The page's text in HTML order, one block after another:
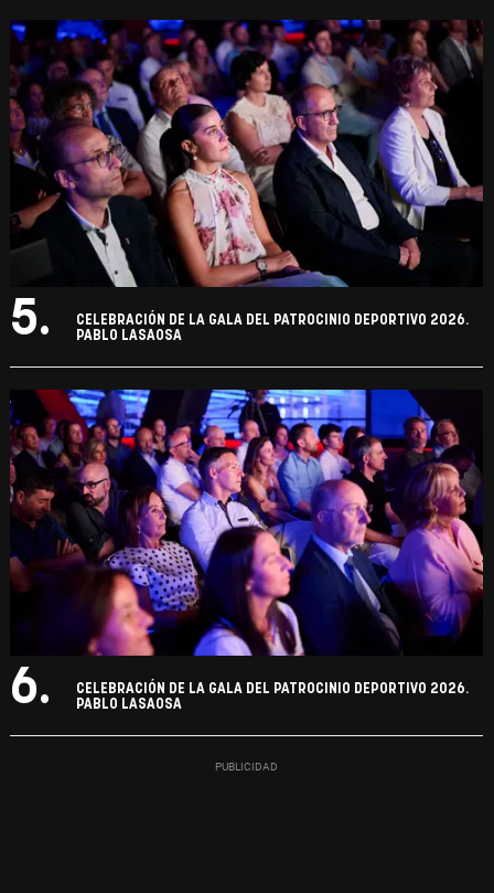
5.
CELEBRACIÓN DE LA GALA DEL PATROCINIO DEPORTIVO 2026.
PABLO LASAOSA
6.
CELEBRACIÓN DE LA GALA DEL PATROCINIO DEPORTIVO 2026.
PABLO LASAOSA